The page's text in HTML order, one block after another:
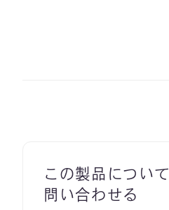
この製品について
問い合わせる